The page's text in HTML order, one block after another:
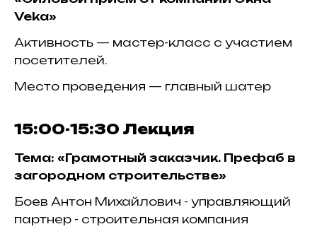
Veka»
Активность — мастер-класс с участием
посетителей.
Место проведения — главный шатер
15:00-15:30 Лекция
Тема: «Грамотный заказчик. Префаб в
загородном строительстве»
Боев Антон Михайлович - управляющий
партнер - строительная компания